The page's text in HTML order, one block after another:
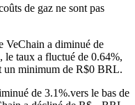
de gaz ne sont pas
VeChain a diminué de
le taux a fluctué de 0.64%,
un minimum de R$0 BRL.
de 3.1%.vers le bas de